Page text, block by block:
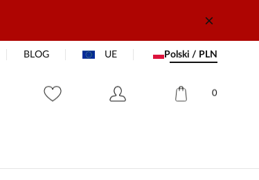
BLOG UE Polski / PLN
0